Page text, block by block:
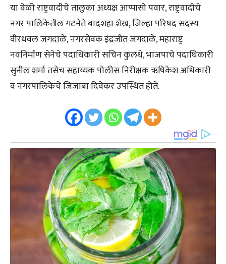
या वेळी राष्ट्रवादीचे तालुका अध्यक्ष आप्पासो पवार, राष्ट्रवादीचे
नगर पालिकेतील गटनेते बादशहा शेख, जिल्हा परिषद सदस्य
वीरधवल जगदाळे, नगरसेवक इंद्रजीत जगदाळे, महाराष्ट्र
नवनिर्माण सेनेचे पदाधिकारी सचिन कुलथे, भाजपाचे पदाधिकारी
सुनील शर्मा तसेच सहाय्यक पोलीस निरीक्षक ऋषिकेश अधिकारी
व नगरपालिकेचे जिजाबा दिवेकर उपस्थित होते.